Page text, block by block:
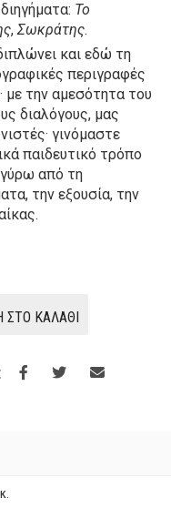
Το
,Σωκράτης.
και εδώ τη
περιγραφές
με την αμεσότητα του
διαλόγους, μας
γινόμαστε
παιδευτικό τρόπο
από τη
την εξουσία, την
ΚΑΛΆΘΙ